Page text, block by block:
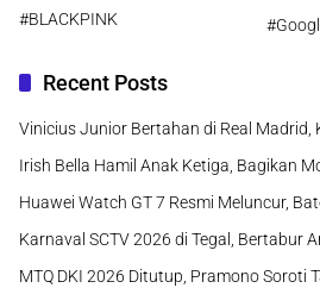
#BLACKPINK
Recent Posts
Vinicius Junior Bertahan di Real
Irish Bella Hamil Anak Ketiga, Bagikan
Huawei Watch GT 7 Resmi Meluncur,
Karnaval SCTV 2026 di Tegal, Bertabur
MTQ DKI 2026 Ditutup, Pramono Soroti